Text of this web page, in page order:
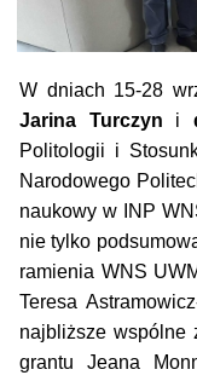
W dniach 15-28
Jarina Turczyn i
Politologii i
Narodowego
naukowy w INP
nie tylko
ramienia WNS
Teresa
najbliższe wspólne
grantu Jeana